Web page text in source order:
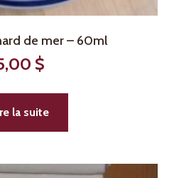
de mer – 60ml
$
la suite